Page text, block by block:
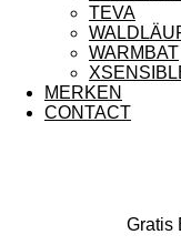
TEVA
WARMBAT
MERKEN
CONTACT
Gratis